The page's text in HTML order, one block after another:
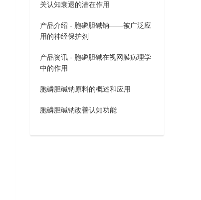
关认知衰退的潜在作用
产品介绍 - 胞磷胆碱钠——被广泛应
用的神经保护剂
产品资讯 - 胞磷胆碱在视网膜病理学
中的作用
胞磷胆碱钠原料的概述和应用
胞磷胆碱钠改善认知功能